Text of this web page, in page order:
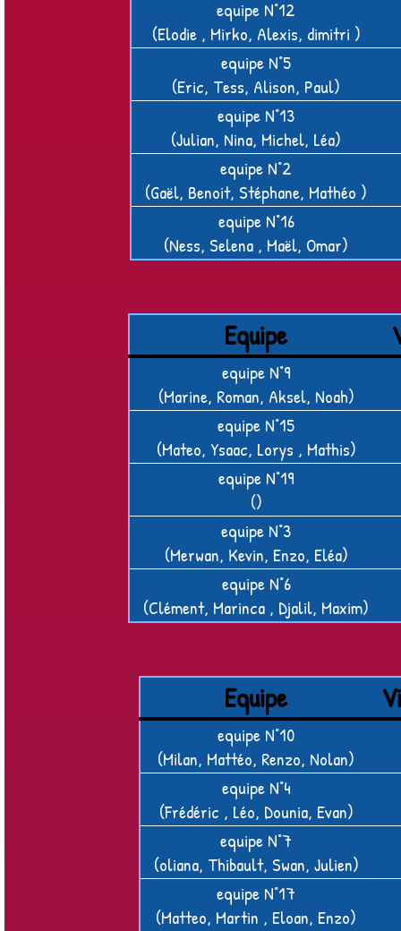
equipe N°12
(Elodie , Mirko, Alexis, dimitri )
equipe N°5
(Eric, Tess, Alison, Paul)
equipe N°13
(Julian, Nina, Michel, Léa)
equipe N°2
(Gaël, Benoit, Stéphane, Mathéo )
equipe N°16
(Ness, Selena , Maël, Omar)
Equipe
equipe N°9
(Marine, Roman, Aksel, Noah)
equipe N°15
(Mateo, Ysaac, Lorys , Mathis)
equipe N°19
()
equipe N°3
(Merwan, Kevin, Enzo, Eléa)
equipe N°6
(Clément, Marinca , Djalil, Maxim)
Equipe
equipe N°10
(Milan, Mattéo, Renzo, Nolan)
equipe N°4
(Frédéric , Léo, Dounia, Evan)
equipe N°7
(oliana, Thibault, Swan, Julien)
equipe N°17
(Matteo, Martin , Eloan, Enzo)